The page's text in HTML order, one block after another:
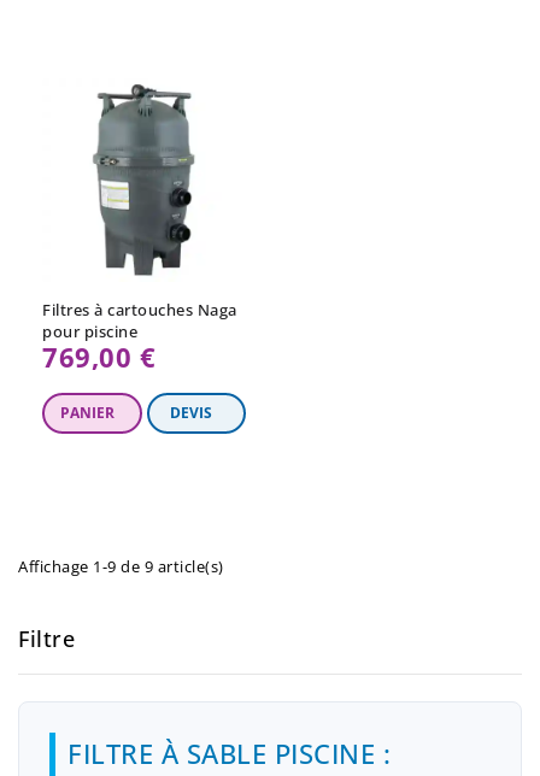
Filtres à cartouches Naga
pour piscine
769,00 €
Affichage 1-9 de 9 article(s)
Filtre
FILTRE À SABLE PISCINE :